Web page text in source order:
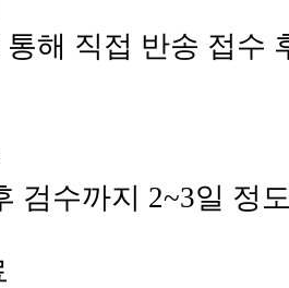
해 직접 반송 접수
검수까지 2~3일 정